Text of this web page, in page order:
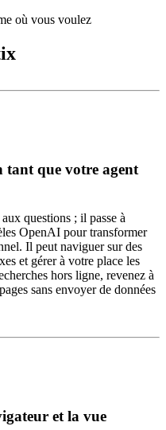
où vous voulez
que votre agent
questions ; il passe à
OpenAI pour transformer
Il peut naviguer sur des
et gérer à votre place les
hors ligne, revenez à
sans envoyer de données
et la vue